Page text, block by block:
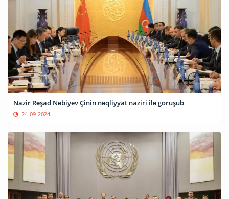
Nazir Rəşad Nəbiyev Çinin nəqliyyat naziri ilə görüşüb
24-09-2024